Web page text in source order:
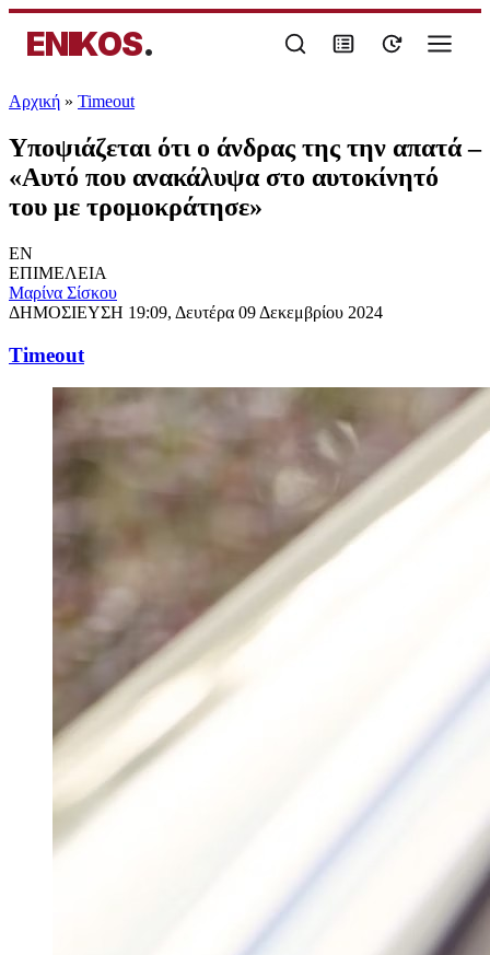
ENIKOS.
Αρχική » Timeout
Υποψιάζεται ότι ο άνδρας της την απατά –
«Αυτό που ανακάλυψα στο αυτοκίνητό
του με τρομοκράτησε»
EN
ΕΠΙΜΕΛΕΙΑ
Μαρίνα Σίσκου
ΔΗΜΟΣΙΕΥΣΗ 19:09, Δευτέρα 09 Δεκεμβρίου 2024
Timeout